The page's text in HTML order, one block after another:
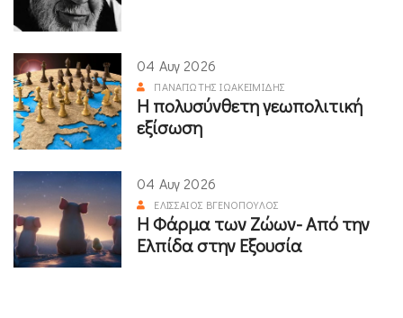
04 Αυγ 2026
ΠΑΝΑΓΙΏΤΗΣ ΙΩΑΚΕΙΜΊΔΗΣ
Η πολυσύνθετη γεωπολιτική
εξίσωση
04 Αυγ 2026
ΕΛΙΣΣΑΊΟΣ ΒΓΕΝΌΠΟΥΛΟΣ
Η Φάρμα των Ζώων- Από την
Ελπίδα στην Εξουσία